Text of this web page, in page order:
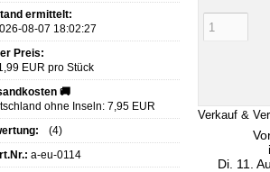
ermittelt:
08-07 18:02:27
Preis:
EUR pro Stück
🚚
ohne Inseln: 7,95 EUR
(4)
a-eu-0114
Verkauf &
Di. 11.